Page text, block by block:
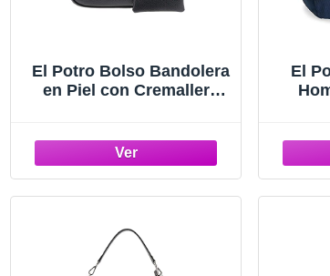
El Potro Bolso Bandolera
en Piel con Cremallera
El